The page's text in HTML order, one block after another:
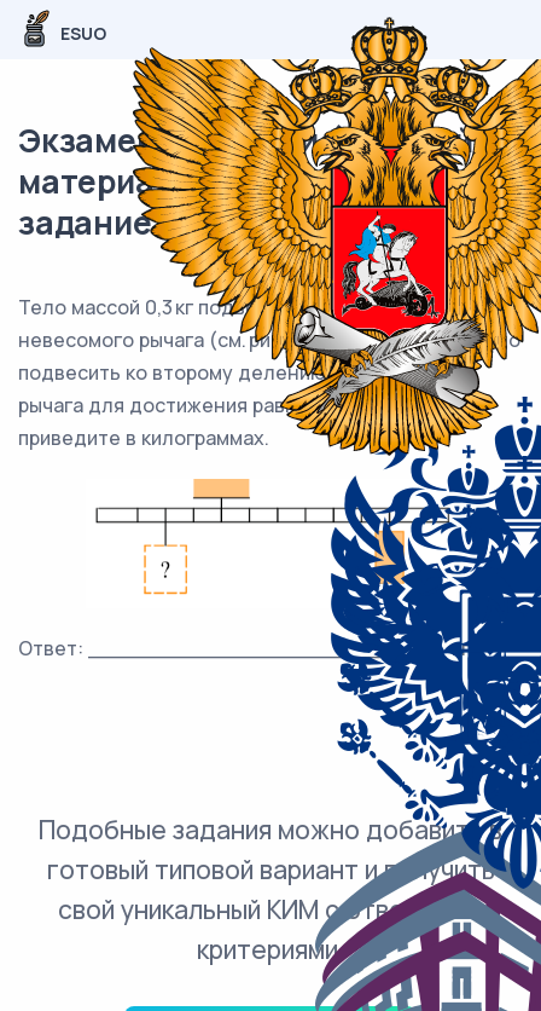
ESUO
Экзаменационный (типовой)
материал ЕГЭ / Физика / 04
задание (24) / 35
Тело массой 0,3 кг подвешено к правому плечу
невесомого рычага (см. рис.). Груз какой массы надо
подвесить ко второму делению левого плеча
рычага для достижения равновесия? Ответ
приведите в килограммах.
Ответ: ___________________________ кг.
Подобные задания можно добавить в
готовый типовой вариант и получить
свой уникальный КИМ с ответами и
критериями.